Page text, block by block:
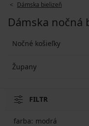
Dámska bielizeň
Dámska nočná
Nočné košieľky
Župany
FILTR
farba: modrá